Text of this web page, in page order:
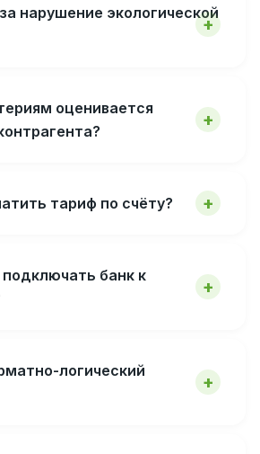
нарушение экологической
оценивается
тариф по счёту?
банк к
логический